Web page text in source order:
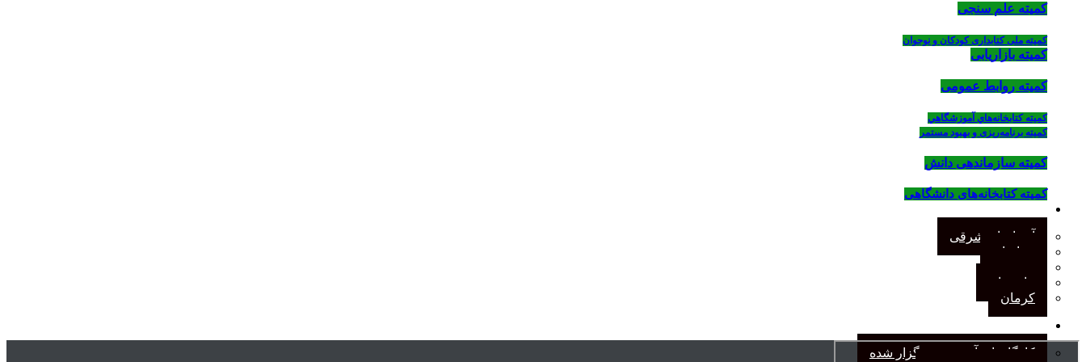
کمیته علم سنجی
کمیته ملی کتابداری کودکان و نوجوان
کمیته بازاریابی
کمیته روابط عمومی
كميته كتابخانه‌هاي آموزشگاهي
کمیته برنامه‌ریزی و بهبود مستمر
کمیته سازماندهی دانش
کمیته کتابخانه‌های دانشگاهی
آذربایجان شرقی
خراسان
مازندران
کرمان
کارگاههای آموزشی برگزار شده